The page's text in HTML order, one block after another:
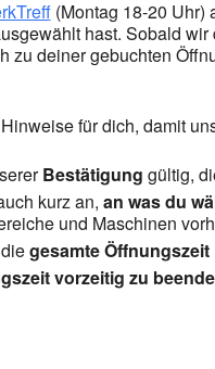
(Montag 18-20 Uhr)
hast. Sobald
zu deiner gebuchten
für dich, damit
Bestätigung gültig,
kurz an, an was du
und Maschinen
gesamte Öffnungszeit
vorzeitig zu